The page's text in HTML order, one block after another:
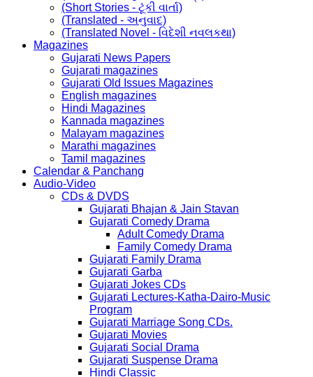
(Short Stories - ટૂંકી વાર્તા)
(Translated - અનુવાદ)
(Translated Novel - વિદેશી નવલકથા)
Magazines
Gujarati News Papers
Gujarati magazines
Gujarati Old Issues Magazines
English magazines
Hindi Magazines
Kannada magazines
Malayam magazines
Marathi magazines
Tamil magazines
Calendar & Panchang
Audio-Video
CDs & DVDS
Gujarati Bhajan & Jain Stavan
Gujarati Comedy Drama
Adult Comedy Drama
Family Comedy Drama
Gujarati Family Drama
Gujarati Garba
Gujarati Jokes CDs
Gujarati Lectures-Katha-Dairo-Music
Program
Gujarati Marriage Song CDs.
Gujarati Movies
Gujarati Social Drama
Gujarati Suspense Drama
Hindi Classic